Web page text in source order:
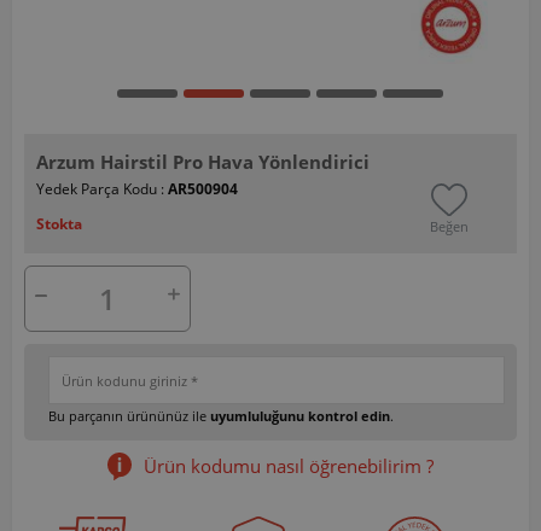
Arzum Hairstil Pro Hava Yönlendirici
Yedek Parça Kodu : AR500904
Stokta
Beğen
Bu parçanın ürününüz ile uyumluluğunu kontrol edin.
Ürün kodumu nasıl öğrenebilirim ?